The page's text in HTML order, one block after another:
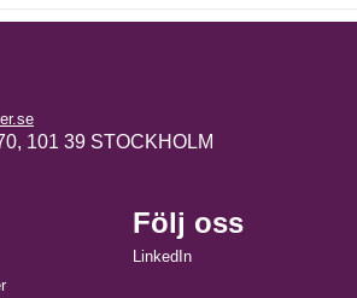
101 39 STOCKHOLM
Följ oss
LinkedIn